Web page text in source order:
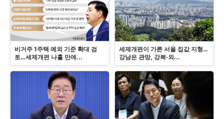
비거주 1주택 예외 기준 확대 검
토…세제개편 나흘 만에...
세제개편이 가른 서울 집값 지형…
강남은 관망, 강북·외...